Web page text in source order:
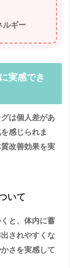
ルギー
実感でき
は個人差があ
感じられま
改善効果を実
いて
と、体内に蓄
されやすくな
さを実感して